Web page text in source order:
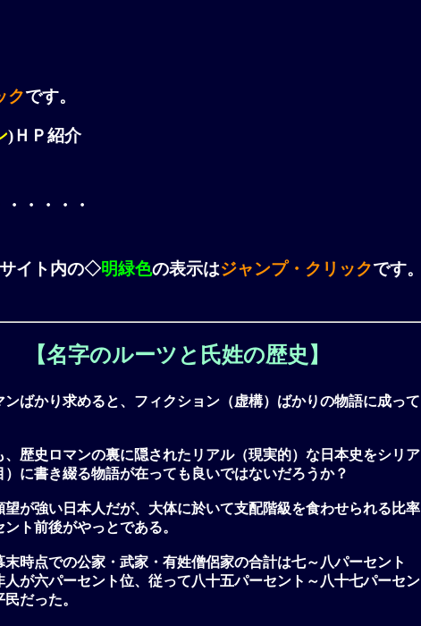
クです。
)ＨＰ紹介
・・・・・
イト内の◇明緑色の表示はジャンプ・クリックです。
【名字のルーツと氏姓の歴史】
ンばかり求めると、フィクション（虚構）ばかりの物語に成って
、歴史ロマンの裏に隠されたリアル（現実的）な日本史をシリア
）に書き綴る物語が在っても良いではないだろうか？
望が強い日本人だが、大体に於いて支配階級を食わせられる比率
ト前後がやっとである。
末時点での公家・武家・有姓僧侶家の合計は七～八パーセント
人が六パーセント位、従って八十五パーセント～八十七パーセン
民だった。